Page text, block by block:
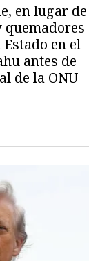
en lugar de
quemadores
en el
antes de
de la ONU